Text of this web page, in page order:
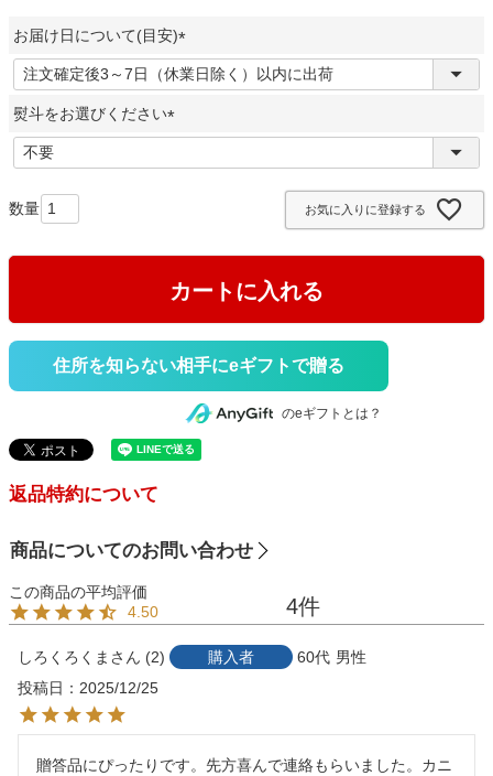
お届け日について(目安)
(
必
)
熨斗をお選びください
必
お気に入りに登録する
カートに入れる
住所を知らない相手にeギフトで贈る
のeギフトとは？
返品特約について
商品についてのお問い合わせ
4.50 4
しろくろくま 2 購入者 60代 男性
投稿日
2025/12/25
贈答品にぴったりです。先方喜んで連絡もらいました。カニ